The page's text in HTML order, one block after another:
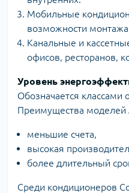
Мобильные
возможности монтажа.
Канальные и
офисов, ресторанов,
Уровень
Обозначается классами
Преимущества моделей
меньшие счета,
высокая
более длительный
Среди кондиционеров